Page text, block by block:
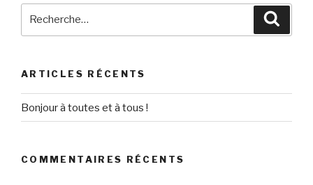
ARTICLES RÉCENTS
Bonjour à toutes et à tous !
COMMENTAIRES RÉCENTS